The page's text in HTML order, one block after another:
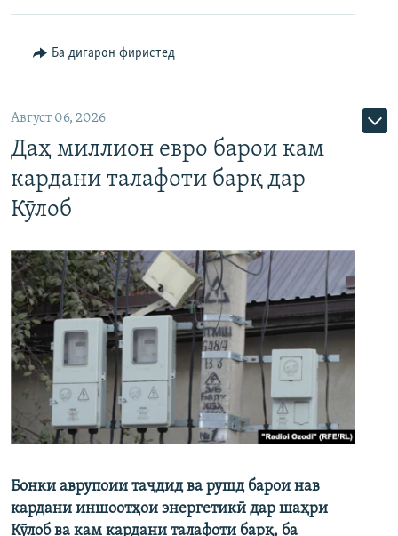
Ба дигарон фиристед
Август 06, 2026
Даҳ миллион евро барои кам
кардани талафоти барқ дар
Кӯлоб
Бонки аврупоии таҷдид ва рушд барои нав
кардани иншоотҳои энергетикӣ дар шаҳри
Кӯлоб ва кам кардани талафоти барқ, ба